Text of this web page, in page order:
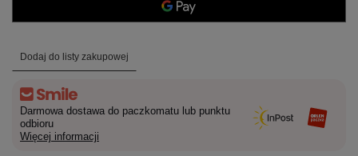
Dodaj do listy zakupowej
Darmowa dostawa do paczkomatu lub punktu
odbioru
Więcej informacji